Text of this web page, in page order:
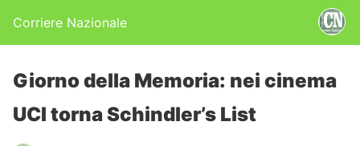
Corriere Nazionale
Giorno della Memoria: nei cinema
UCI torna Schindler’s List